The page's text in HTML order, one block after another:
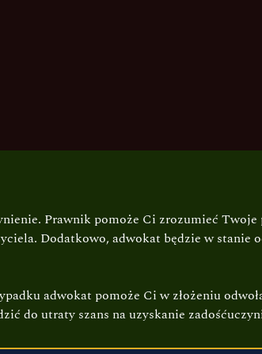
Prawnik pomoże Ci zrozumieć Twoje
Dodatkowo, adwokat będzie w stanie
adwokat pomoże Ci w złożeniu
do utraty szans na uzyskanie